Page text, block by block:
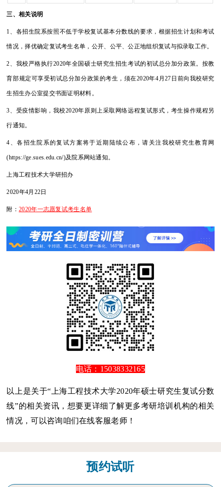
三、相关说明
1、各招生院系按照不低于学校复试基本分数线的要求，根据招生计划和考试
情况，择优确定复试考生名单，公开、公平、公正地组织复试与拟录取工作。
2、我校严格执行2020年全国硕士研究生招生考试的初试总分加分政策。按教
育部规定可享受初试总分加分政策的考生，须在2020年4月27日前向我校研究
生招生办公室提交书面证明材料。
3、受疫情影响，我校2020年原则上采取网络远程复试形式，考生操作规程另
行通知。
4、各招生院系的复试方案将于近期陆续公布，请关注我校研究生教育网
(https://ge.sues.edu.cn/)及院系网站通知。
上海工程技术大学研招办
2020年4月22日
附：2020年一志愿复试考生名单
电话：15038332165
以上是关于“上海工程技术大学2020年硕士研究生复试分数
线”的相关资讯，想要更详细了解更多考研培训机构的相关
情况，可以咨询咱们在线客服老师！
预约试听